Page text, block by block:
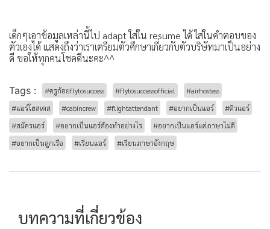
เด็กๆเอาข้อมูลเหล่านี้ไป adapt ใส่ใน resume ได้ ใส่ในคำตอบของ
ตัวเองได้ แสดงถึงว่าเราเตรียมตัวศึกษาเกี่ยวกับตัวบริษัทมาเป็นอย่าง
ดี ขอให้ทุกคนโชคดีนะคะ^^
Tags : #ครูก้อยflytosuccess #flytosuccessofficial
#airhostess
#แอร์โฮสเตส
#cabincrew #flightattendant #อยากเป็นแอร์
#ติวแอร์
#สมัครแอร์
#อยากเป็นแอร์ต้องทำอย่างไร
#อยากเป็นแอร์แต่ภาษาไม่ดี
#อยากเป็นลูกเรือ
#เรียนแอร์ #เรียนภาษาอังกฤษ
บทความที่เกี่ยวข้อง